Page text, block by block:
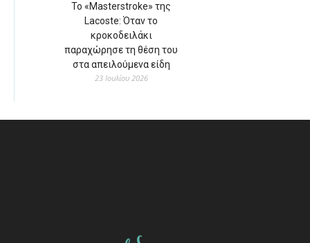
Το «Masterstroke» της
Lacoste: Όταν το
κροκοδειλάκι
παραχώρησε τη θέση του
στα απειλούμενα είδη
23 Ιουλίου 2026